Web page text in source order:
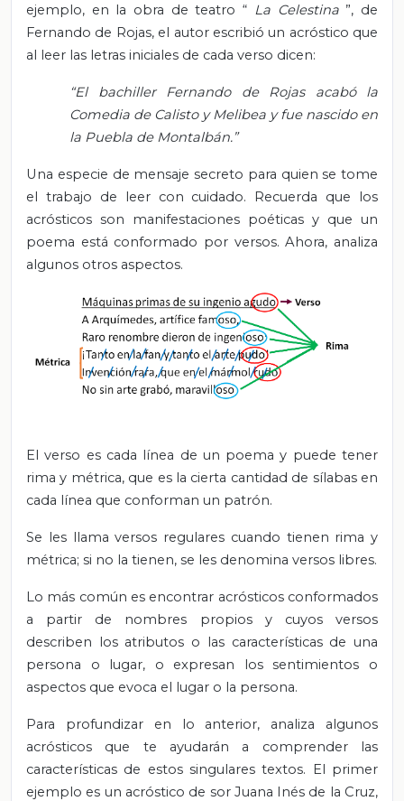
ejemplo, en la obra de teatro “ La Celestina ”, de
Fernando de Rojas, el autor escribió un acróstico que
al leer las letras iniciales de cada verso dicen:
“El bachiller Fernando de Rojas acabó la
Comedia de Calisto y Melibea y fue nascido en
la Puebla de Montalbán.”
Una especie de mensaje secreto para quien se tome
el trabajo de leer con cuidado. Recuerda que los
acrósticos son manifestaciones poéticas y que un
poema está conformado por versos. Ahora, analiza
algunos otros aspectos.
El verso es cada línea de un poema y puede tener
rima y métrica, que es la cierta cantidad de sílabas en
cada línea que conforman un patrón.
Se les llama versos regulares cuando tienen rima y
métrica; si no la tienen, se les denomina versos libres.
Lo más común es encontrar acrósticos conformados
a partir de nombres propios y cuyos versos
describen los atributos o las características de una
persona o lugar, o expresan los sentimientos o
aspectos que evoca el lugar o la persona.
Para profundizar en lo anterior, analiza algunos
acrósticos que te ayudarán a comprender las
características de estos singulares textos. El primer
ejemplo es un acróstico de sor Juana Inés de la Cruz,